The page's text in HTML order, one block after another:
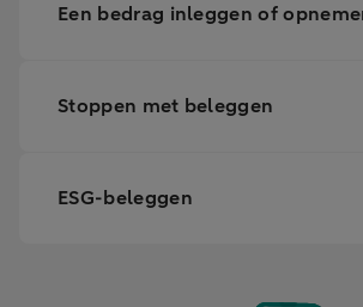
Een bedrag inleggen of
Stoppen met beleggen
ESG-beleggen